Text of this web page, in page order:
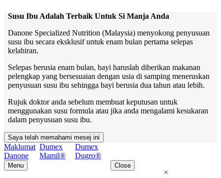
Susu Ibu Adalah Terbaik Untuk Si Manja Anda
Danone Specialized Nutrition (Malaysia) menyokong penyusuan
susu ibu secara eksklusif untuk enam bulan pertama selepas
kelahiran.
Selepas berusia enam bulan, bayi haruslah diberikan makanan
pelengkap yang bersesuaian dengan usia di samping meneruskan
penyusuan susu ibu sehingga bayi berusia dua tahun atau lebih.
Rujuk doktor anda sebelum membuat keputusan untuk
menggunakan susu formula atau jika anda mengalami kesukaran
dalam penyusuan susu ibu.
Saya telah memahami mesej ini
Maklumat
Danone
Dumex
Mamil®
Dumex
Dugro®
Menu Close
×